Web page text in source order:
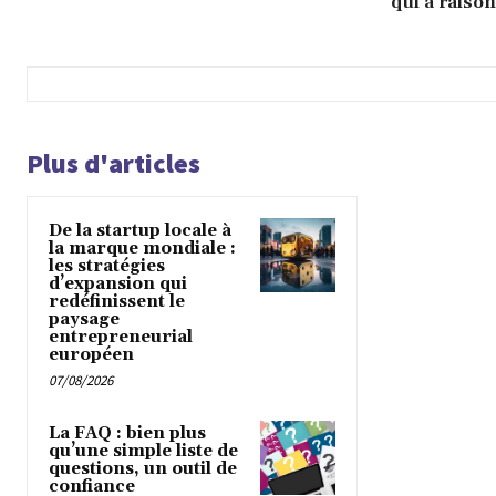
Plus d'articles
De la startup locale à
la marque mondiale :
les stratégies
d’expansion qui
redéfinissent le
paysage
entrepreneurial
européen
07/08/2026
La FAQ : bien plus
qu’une simple liste de
questions, un outil de
confiance